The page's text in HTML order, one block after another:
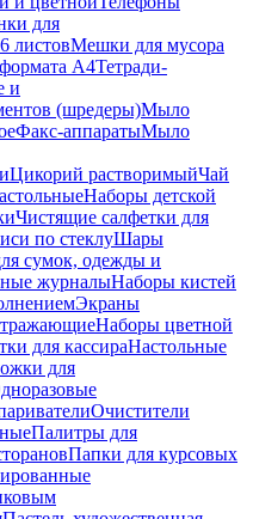
для
листовМешки для мусора
А4Тетради-
и
(шредеры)Мыло
Факс-аппаратыМыло
Цикорий растворимыйЧай
Наборы детской
Чистящие салфетки для
по стеклуШары
сумок, одежды и
журналыНаборы кистей
Экраны
Наборы цветной
для кассираНастольные
для
Очистители
Палитры для
Папки для курсовых